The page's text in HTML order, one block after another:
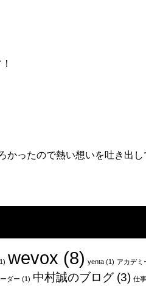
かったので熱い想いを吐き出し
wevox (8) yenta (1) アカデミ
ダー (1) 中村誠のブログ(3) 仕事